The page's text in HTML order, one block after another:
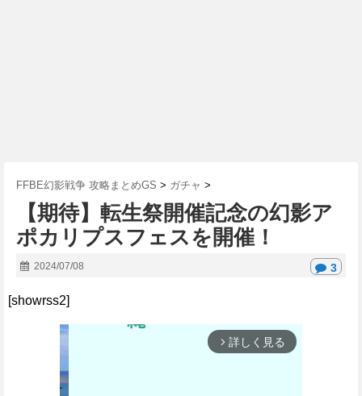
FFBE幻影戦争 攻略まとめGS > ガチャ >
【期待】転生祭開催記念の幻影ア
ポカリプスフェスを開催！
2024/07/08 3
[showrss2]
arrow_forward_ios 詳しく見る